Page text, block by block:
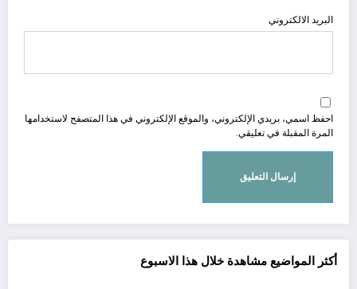
البريد الالكتروني
احفظ اسمي، بريدي الإلكتروني، والموقع الإلكتروني في هذا المتصفح لاستخدامها
المرة المقبلة في تعليقي.
أكثر المواضيع مشاهدة خلال هذا الاسبوع